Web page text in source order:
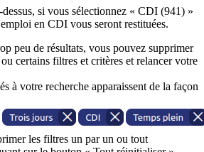
si vous sélectionnez « CDI (941) »
en CDI vous seront restituées.
peu de résultats, vous pouvez supprimer
certains filtres et critères et relancer votre
à votre recherche apparaissent de la façon
les filtres un par un ou tout